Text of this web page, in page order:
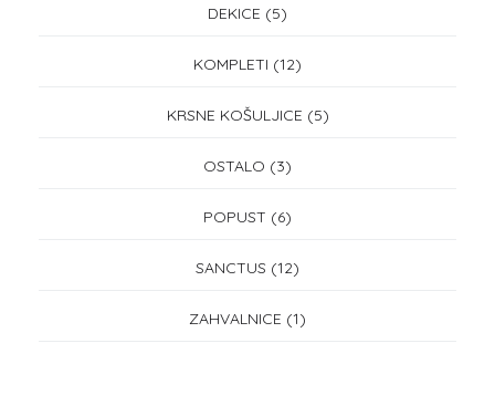
DEKICE (5)
KOMPLETI (12)
KRSNE KOŠULJICE (5)
OSTALO (3)
POPUST (6)
SANCTUS (12)
ZAHVALNICE (1)